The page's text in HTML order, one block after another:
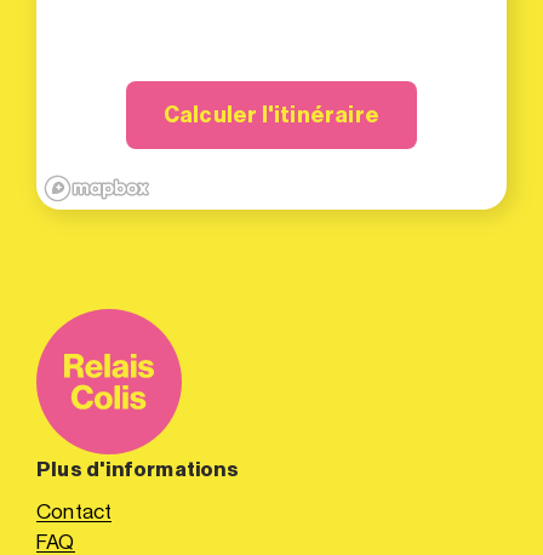
Calculer l'itinéraire
Plus d'informations
Contact
FAQ